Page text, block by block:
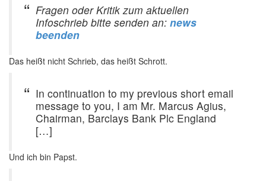
Fragen oder Kritik zum aktuellen
Infoschrieb bitte senden an: news
beenden
Das heißt nicht Schrieb, das heißt Schrott.
In continuation to my previous short email
message to you, I am Mr. Marcus Agius,
Chairman, Barclays Bank Plc England
[…]
Und ich bin Papst.